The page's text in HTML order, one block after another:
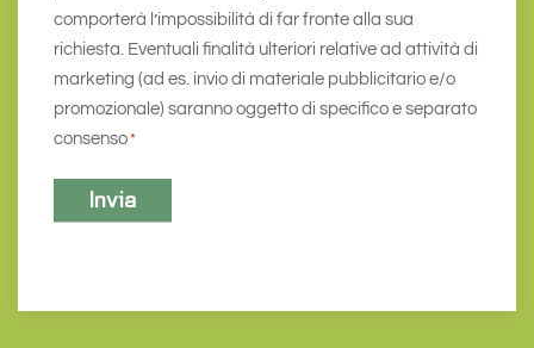
comporterà l’impossibilità di far fronte alla sua
richiesta. Eventuali finalità ulteriori relative ad attività di
marketing (ad es. invio di materiale pubblicitario e/o
promozionale) saranno oggetto di specifico e separato
consenso*